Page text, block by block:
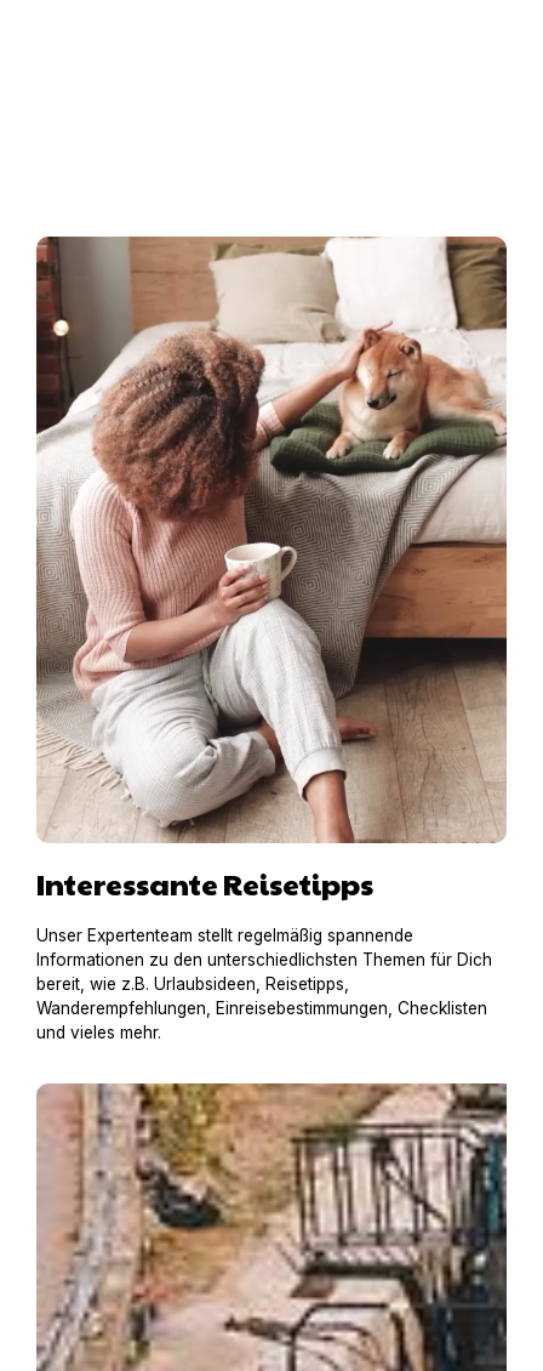
Interessante Reisetipps
Unser Expertenteam stellt regelmäßig spannende
Informationen zu den unterschiedlichsten Themen für Dich
bereit, wie z.B. Urlaubsideen, Reisetipps,
Wanderempfehlungen, Einreisebestimmungen, Checklisten
und vieles mehr.
Hausboot mit Hund